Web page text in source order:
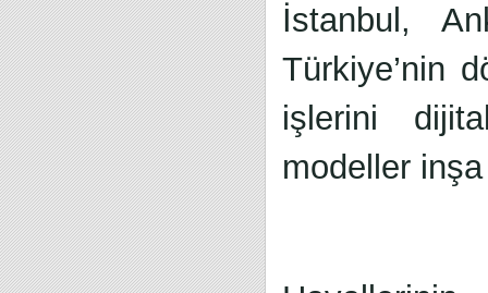
İstanbul,
Türkiye’nin
işlerini
modeller